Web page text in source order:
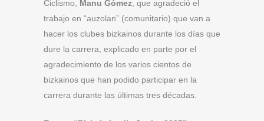
Ciclismo, Manu Gómez , que agradeció el
trabajo en “auzolan” (comunitario) que van a
hacer los clubes bizkainos durante los días que
dure la carrera, explicado en parte por el
agradecimiento de los varios cientos de
bizkainos que han podido participar en la
carrera durante las últimas tres décadas.